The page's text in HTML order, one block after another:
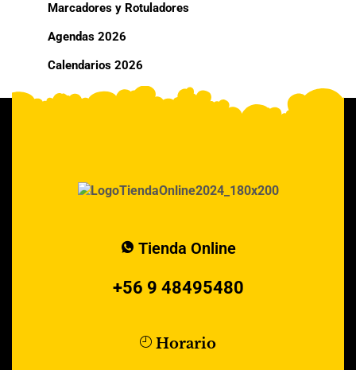
Marcadores y Rotuladores
Agendas 2026
Calendarios 2026
Tienda Online
+56 9 48495480
Horario